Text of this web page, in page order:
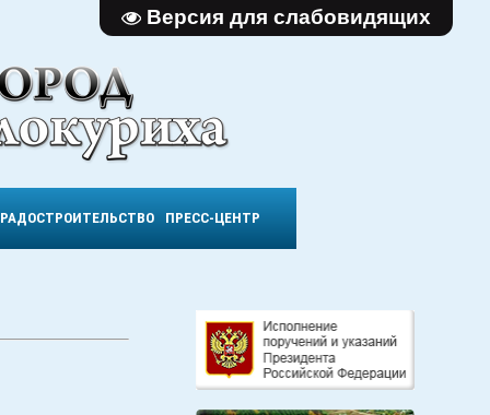
Версия для слабовидящих
ПРЕСС-ЦЕНТР